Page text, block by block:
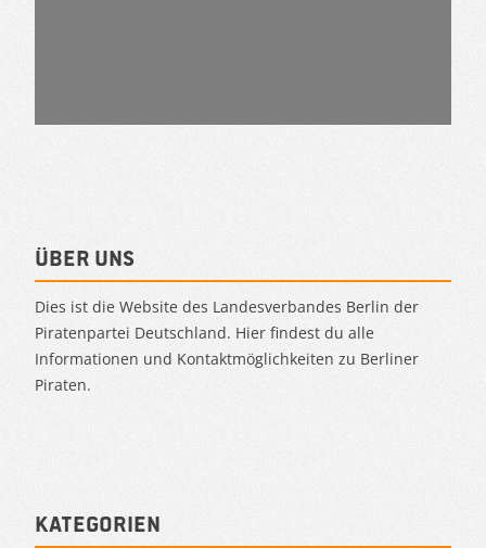
Über uns
Dies ist die Website des Landesverbandes Berlin der
Piratenpartei Deutschland. Hier findest du alle
Informationen und Kontaktmöglichkeiten zu Berliner
Piraten.
Kategorien